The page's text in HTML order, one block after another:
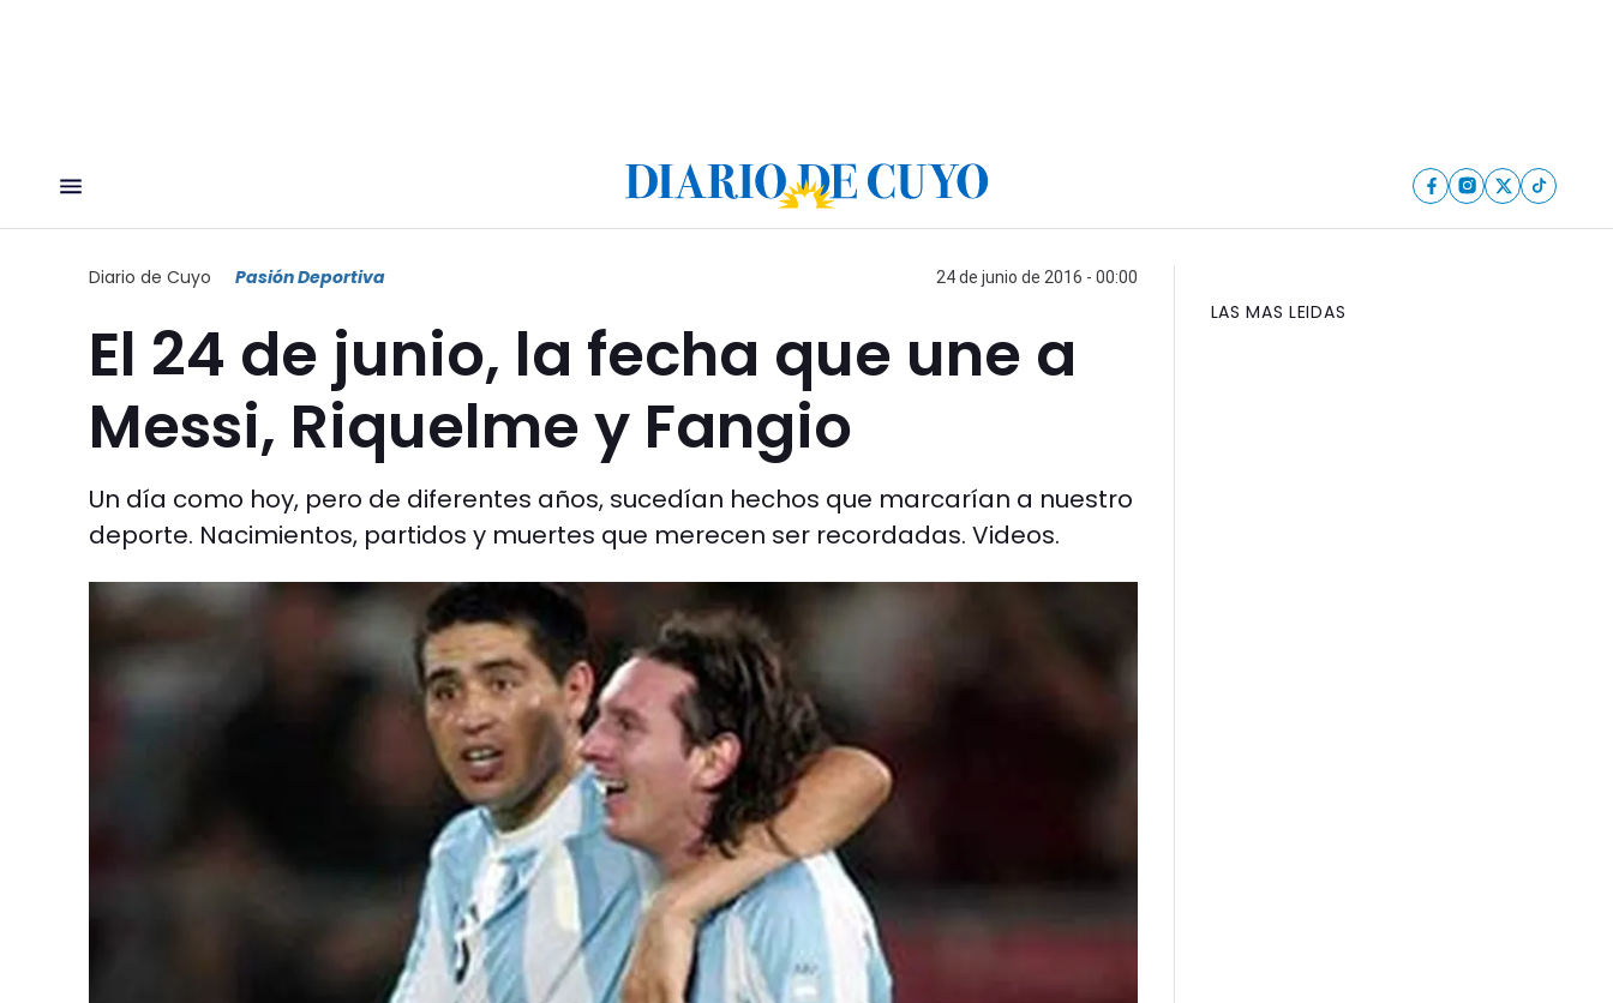
Diario de Cuyo Pasión Deportiva 24 de junio de 2016 - 00:00
El 24 de junio, la fecha que une a
Messi, Riquelme y Fangio
Un día como hoy, pero de diferentes años, sucedían hechos que marcarían a nuestro
deporte. Nacimientos, partidos y muertes que merecen ser recordadas. Videos.
LAS MAS LEIDAS